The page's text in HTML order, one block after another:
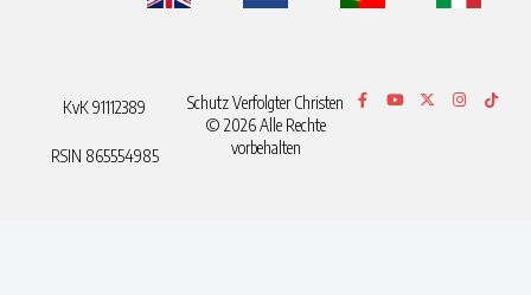
KvK 91112389
RSIN 865554985
Schutz Verfolgter Christen
© 2026 Alle Rechte
vorbehalten